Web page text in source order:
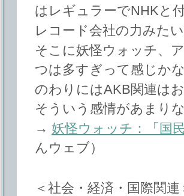
はレギュラーでNHKと
レコード会社の力みた
そこに妖怪ウォッチ、
つは多すぎって感じかな
のわりにはAKB関連は
そういう感情があまり
→ 妖怪ウォッチ：「国
んウェブ）
＜社会・経済・国際関連